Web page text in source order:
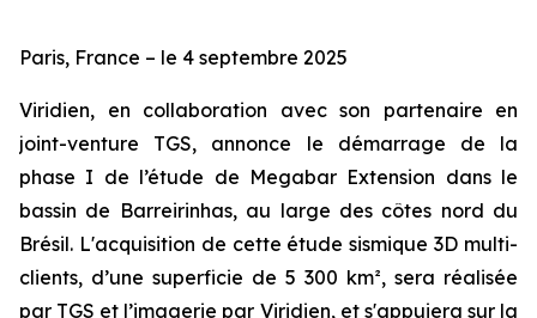
Paris, France – le 4 septembre 2025
Viridien, en collaboration avec son partenaire en
joint-venture TGS, annonce le démarrage de la
phase I de l’étude de Megabar Extension dans le
bassin de Barreirinhas, au large des côtes nord du
Brésil. L'acquisition de cette étude sismique 3D multi-
clients, d’une superficie de 5 300 km², sera réalisée
par TGS et l’imagerie par Viridien, et s'appuiera sur la